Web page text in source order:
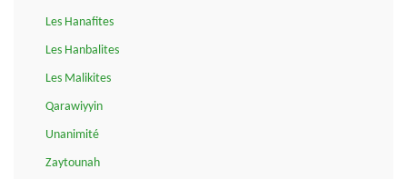
Les Hanafites
Les Hanbalites
Les Malikites
Qarawiyyin
Unanimité
Zaytounah